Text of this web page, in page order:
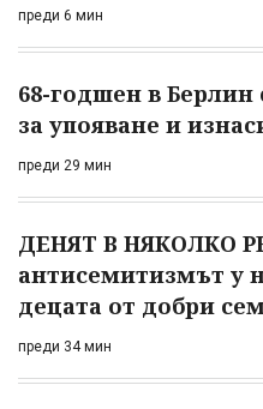
преди 6 мин
68-годшен в Берлин
за упояване и
преди 29 мин
ДЕНЯТ В НЯКОЛКО
антисемитизмът у
децата от добри
преди 34 мин